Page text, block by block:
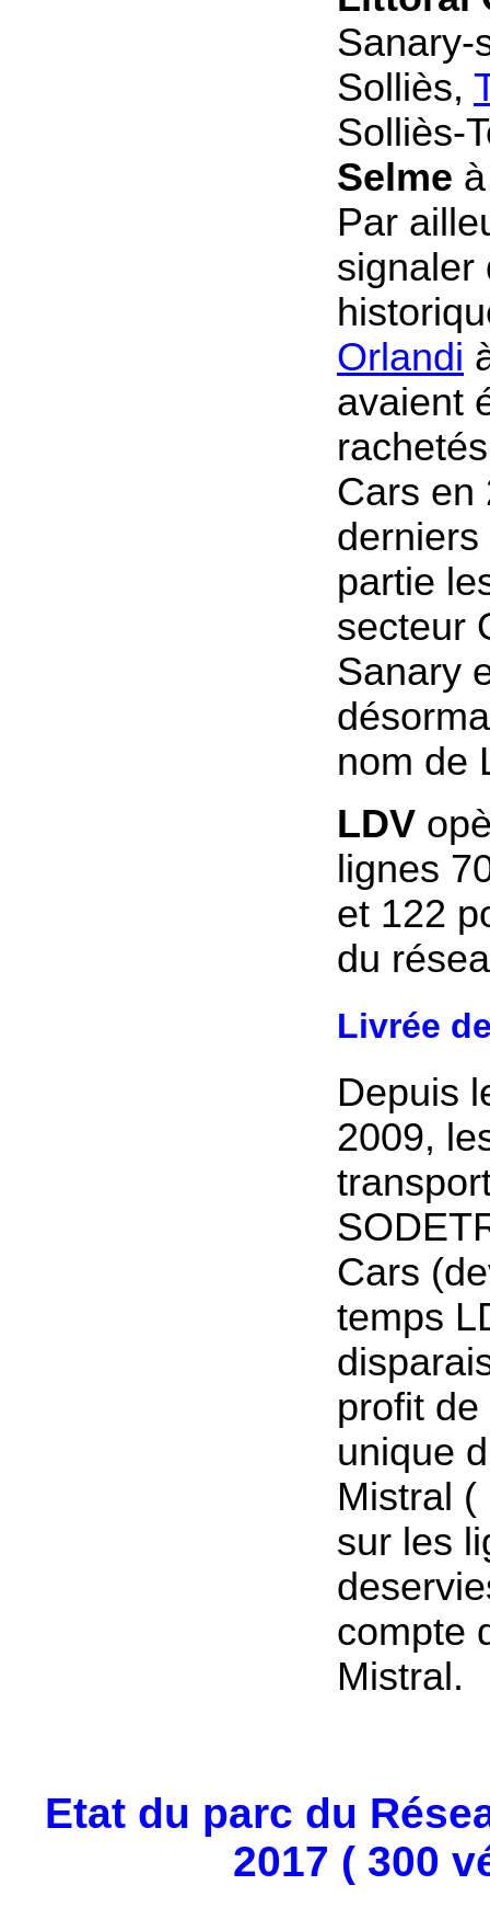
Sanary-
Solliès,
Solliès-
Selme
Par
signaler
Orlandi
avaient
Cars en
partie
secteur
Sanary
nom de
LDV
lignes
et 122
du
Livrée
Depuis
2009,
Cars
temps
profit
unique
Mistral
sur les
compte
Mistral.
Etat du parc du
2017 ( 300